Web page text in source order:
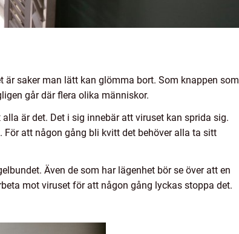
saker man lätt kan glömma bort. Som knappen som
går där flera olika människor.
är det. Det i sig innebär att viruset kan sprida sig.
att någon gång bli kvitt det behöver alla ta sitt
Även de som har lägenhet bör se över att en
mot viruset för att någon gång lyckas stoppa det.